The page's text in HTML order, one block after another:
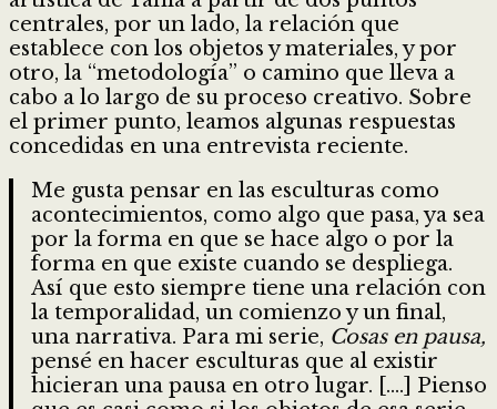
centrales, por un lado, la relación que
establece con los objetos y materiales, y por
otro, la “metodología” o camino que lleva a
cabo a lo largo de su proceso creativo. Sobre
el primer punto, leamos algunas respuestas
concedidas en una entrevista reciente.
Me gusta pensar en las esculturas como
acontecimientos, como algo que pasa, ya sea
por la forma en que se hace algo o por la
forma en que existe cuando se despliega.
Así que esto siempre tiene una relación con
la temporalidad, un comienzo y un final,
una narrativa. Para mi serie, Cosas en pausa,
pensé en hacer esculturas que al existir
hicieran una pausa en otro lugar. [….] Pienso